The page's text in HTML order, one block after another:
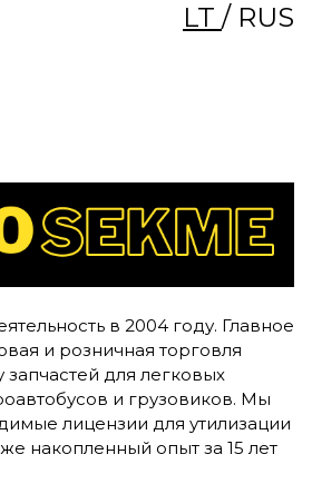
LT / RUS
в 2004 году. Главное
и розничная торговля
для легковых
и грузовиков. Мы
лицензии для утилизации
накопленный опыт за 15 лет